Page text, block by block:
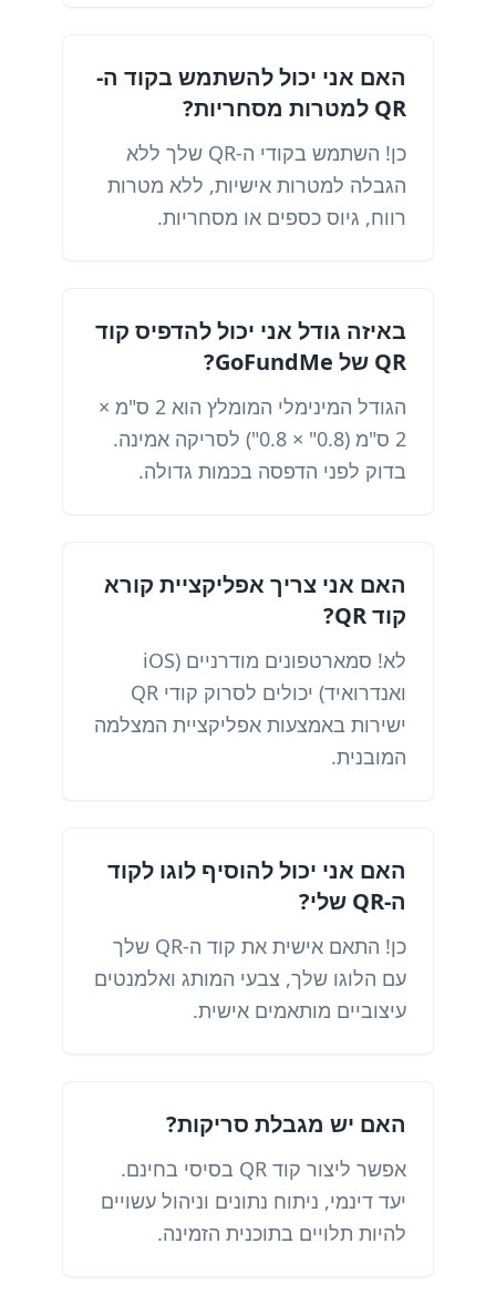
האם אני יכול להשתמש בקוד ה-
QR למטרות מסחריות?
כן! השתמש בקודי ה-QR שלך ללא
הגבלה למטרות אישיות, ללא מטרות
רווח, גיוס כספים או מסחריות.
באיזה גודל אני יכול להדפיס קוד
QR של GoFundMe?
הגודל המינימלי המומלץ הוא 2 ס"מ ×
2 ס"מ (0.8" × 0.8") לסריקה אמינה.
בדוק לפני הדפסה בכמות גדולה.
האם אני צריך אפליקציית קורא
קוד QR?
לא! סמארטפונים מודרניים (iOS
ואנדרואיד) יכולים לסרוק קודי QR
ישירות באמצעות אפליקציית המצלמה
המובנית.
האם אני יכול להוסיף לוגו לקוד
ה-QR שלי?
כן! התאם אישית את קוד ה-QR שלך
עם הלוגו שלך, צבעי המותג ואלמנטים
עיצוביים מותאמים אישית.
האם יש מגבלת סריקות?
אפשר ליצור קוד QR בסיסי בחינם.
יעד דינמי, ניתוח נתונים וניהול עשויים
להיות תלויים בתוכנית הזמינה.